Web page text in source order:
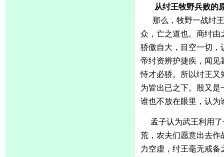
从纣王牧野兵败的
那么，牧野一战纣
众，亡之道也。商纣由
骄傲自大，目空一切，
帝纣资辨护捷疾，闻见
恃才必骄。所以纣王又
为皆出已之下。殷又
谁也不放在眼里，认
孟子认为武王利用
荒，农夫们愿意出去作
力空虚，纣王毫无戒